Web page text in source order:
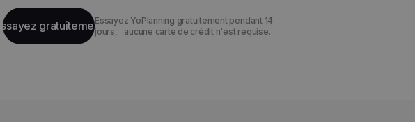
Essayez gratuitementEssayez YoPlanning gratuitement pendant 14
jours, aucune carte de crédit n'est requise.